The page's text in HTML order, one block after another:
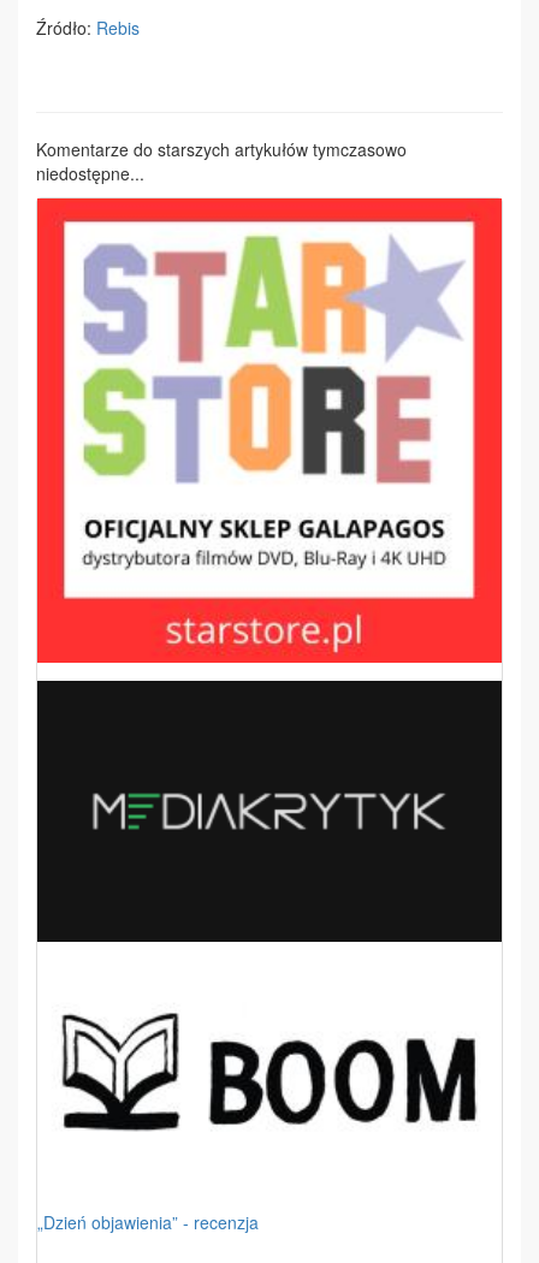
Źródło: Rebis
Komentarze do starszych artykułów tymczasowo
niedostępne...
„Dzień objawienia” - recenzja